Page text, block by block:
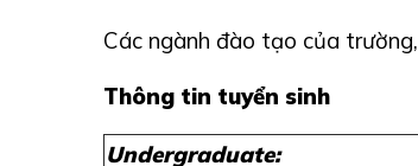
Các ngành đào tạo của trường,
Thông tin tuyển sinh
Undergraduate: